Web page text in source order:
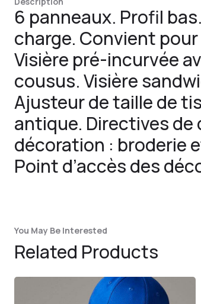
6 panneaux. Profil
charge. Convient
Visière pré-incurvée
cousus. Visière
Ajusteur de taille de
antique. Directives
décoration : broderie
Point d’accès des
You May Be Interested
Related Products